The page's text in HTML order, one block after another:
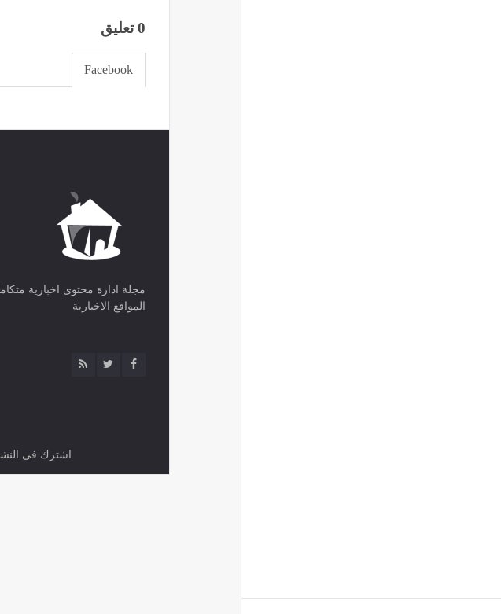
0 تعليق
Facebook
مجلة ادارة محتوى اخبارية
المواقع الاخبارية
اشترك فى